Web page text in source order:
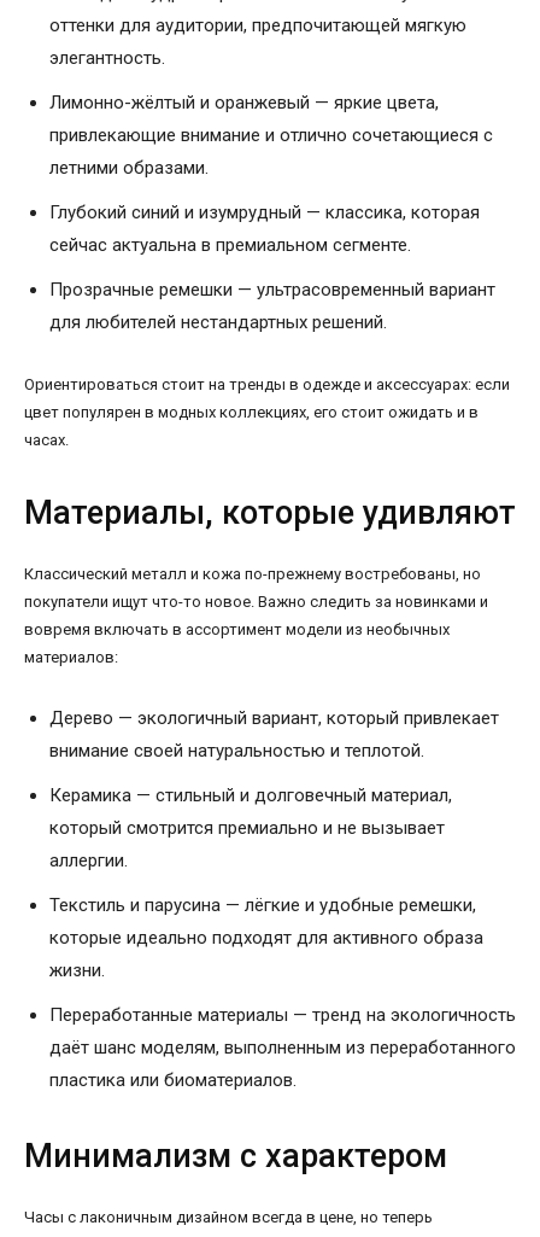
оттенки для аудитории, предпочитающей мягкую
элегантность.
Лимонно-жёлтый и оранжевый — яркие цвета,
привлекающие внимание и отлично сочетающиеся с
летними образами.
Глубокий синий и изумрудный — классика, которая
сейчас актуальна в премиальном сегменте.
Прозрачные ремешки — ультрасовременный вариант
для любителей нестандартных решений.
Ориентироваться стоит на тренды в одежде и аксессуарах: если
цвет популярен в модных коллекциях, его стоит ожидать и в
часах.
Материалы, которые удивляют
Классический металл и кожа по-прежнему востребованы, но
покупатели ищут что-то новое. Важно следить за новинками и
вовремя включать в ассортимент модели из необычных
материалов:
Дерево — экологичный вариант, который привлекает
внимание своей натуральностью и теплотой.
Керамика — стильный и долговечный материал,
который смотрится премиально и не вызывает
аллергии.
Текстиль и парусина — лёгкие и удобные ремешки,
которые идеально подходят для активного образа
жизни.
Переработанные материалы — тренд на экологичность
даёт шанс моделям, выполненным из переработанного
пластика или биоматериалов.
Минимализм с характером
Часы с лаконичным дизайном всегда в цене, но теперь